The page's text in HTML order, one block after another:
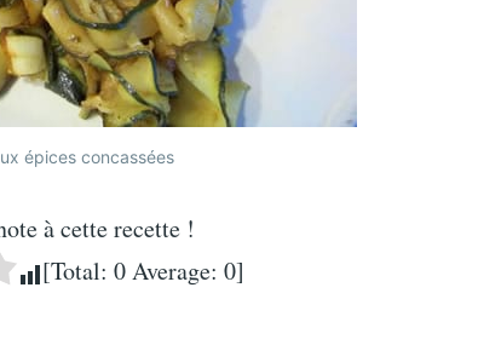
épices concassées
à cette recette !
[Total: 0Average: 0]